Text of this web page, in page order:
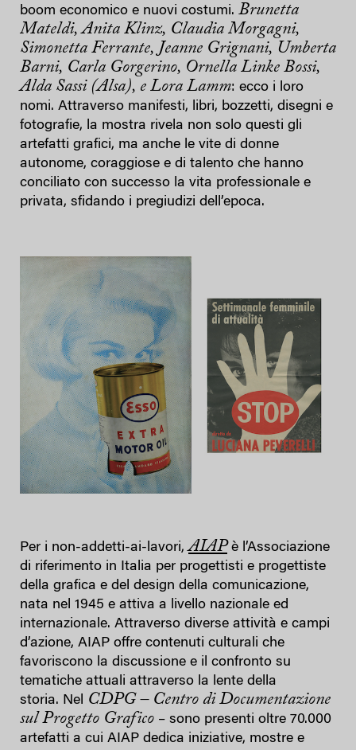
boom economico e nuovi costumi. Brunetta
Mateldi, Anita Klinz, Claudia Morgagni,
Simonetta Ferrante, Jeanne Grignani, Umberta
Barni, Carla Gorgerino, Ornella Linke Bossi,
Alda Sassi (Alsa), e Lora Lamm: ecco i loro
nomi. Attraverso manifesti, libri, bozzetti, disegni e
fotografie, la mostra rivela non solo questi gli
artefatti grafici, ma anche le vite di donne
autonome, coraggiose e di talento che hanno
conciliato con successo la vita professionale e
privata, sfidando i pregiudizi dell’epoca.
Per i non-addetti-ai-lavori,AIAPè l’Associazione
di riferimento in Italia per progettisti e progettiste
della grafica e del design della comunicazione,
nata nel 1945 e attiva a livello nazionale ed
internazionale. Attraverso diverse attività e campi
d’azione, AIAP offre contenuti culturali che
favoriscono la discussione e il confronto su
tematiche attuali attraverso la lente della
storia. Nel CDPG – Centro di Documentazione
sul Progetto Grafico – sono presenti oltre 70.000
artefatti a cui AIAP dedica iniziative, mostre e